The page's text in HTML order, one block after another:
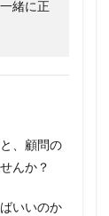
緒に正
、顧問の
んか？
いいのか